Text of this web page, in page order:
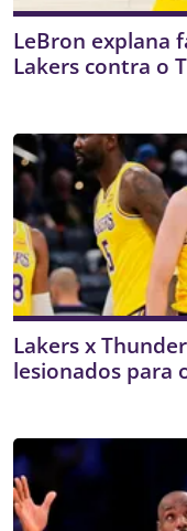
LeBron explana
Lakers contra o
Lakers x
lesionados para